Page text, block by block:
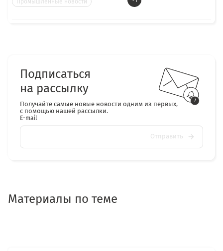
Промышленные новости
Подписаться
на рассылку
Получайте самые новые новости одним из первых,
с помощью нашей рассылки.
E-mail
Отправить
Материалы по теме